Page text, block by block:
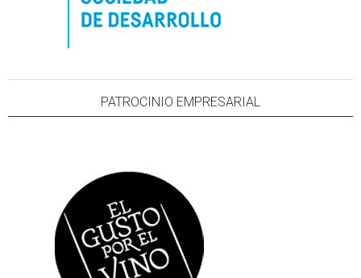
PATROCINIO EMPRESARIAL